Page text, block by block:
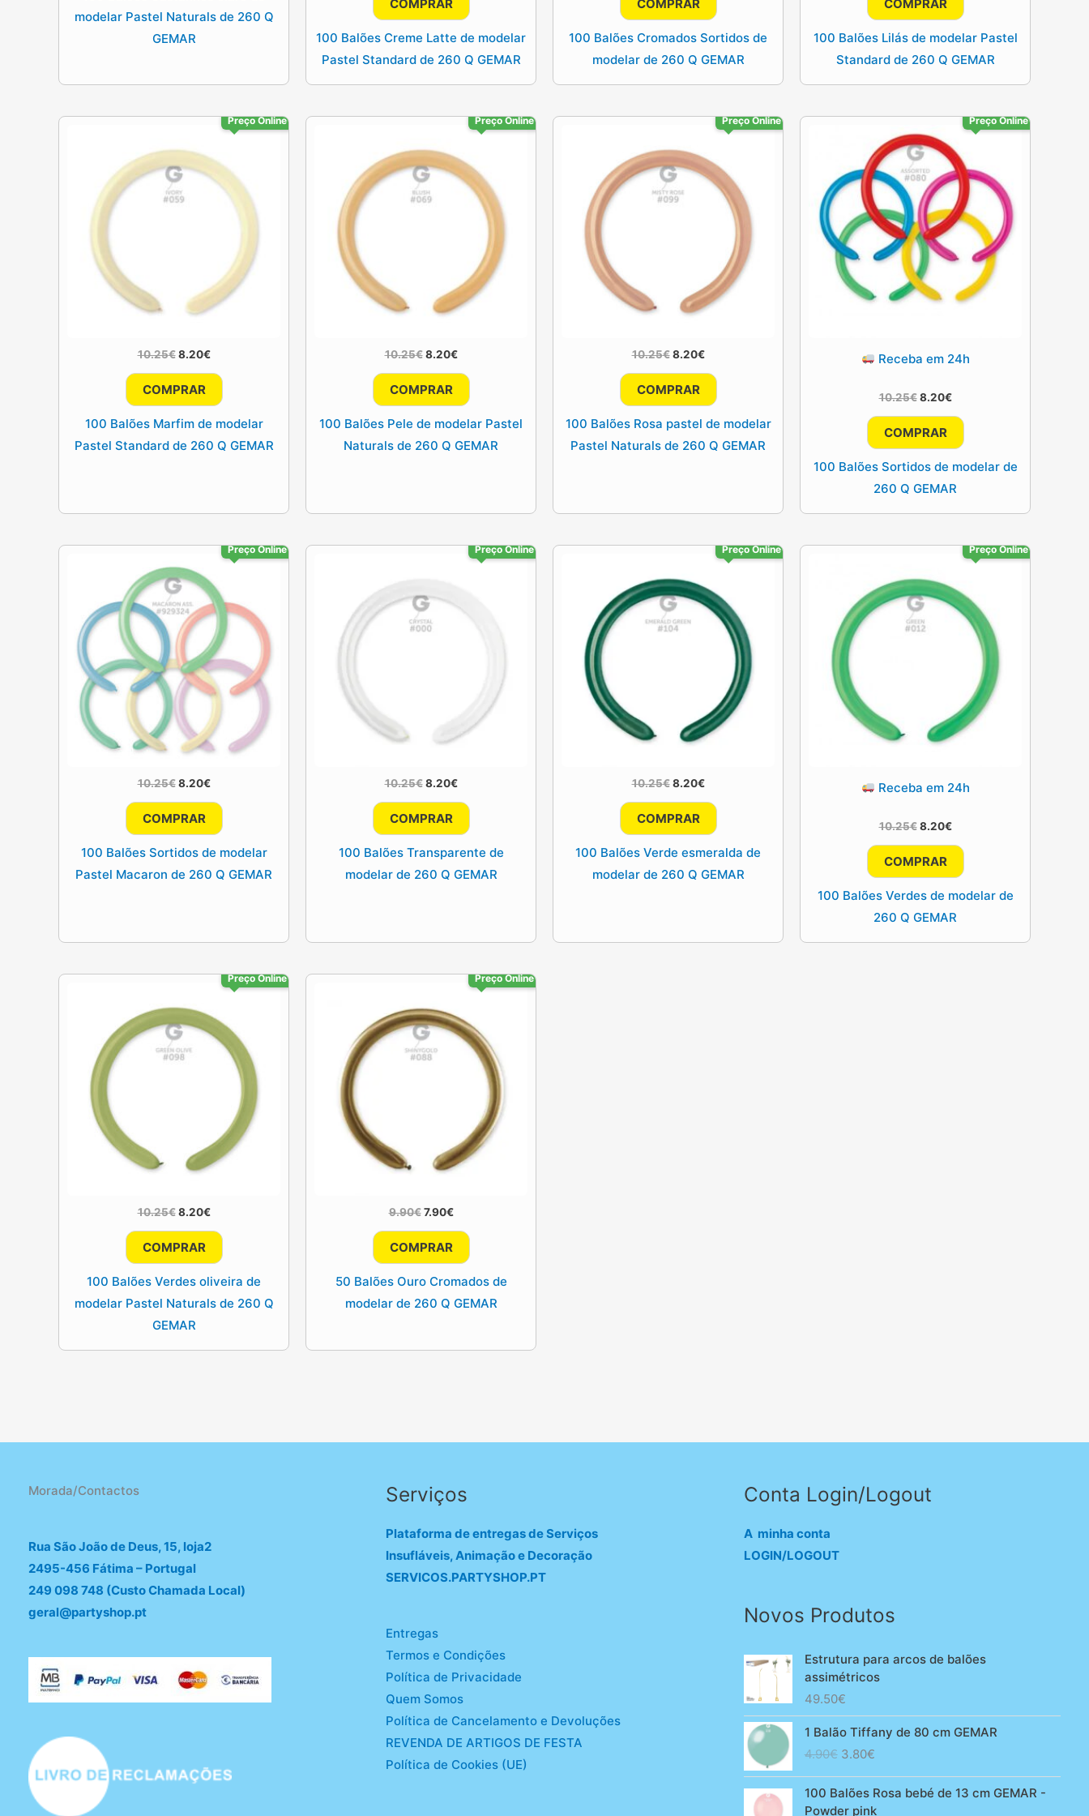
modelar Pastel Naturals de 260 Q
GEMAR
era:
10.25€.8.20€.
COMPRAR
100 Balões Creme Latte de modelar
Pastel Standard de 260 Q GEMAR
era:
22.00€.
é:
17.60€.
COMPRAR
100 Balões Cromados Sortidos de
modelar de 260 Q GEMAR
era:
10.25€.8.20€.
COMPRAR
100 Balões Lilás de modelar Pastel
Standard de 260 Q GEMAR
Preço Online
10.25€ O
era:
10.25€.
8.20€O
atual
8.20€.
COMPRAR
100 Balões Marfim de modelar
Pastel Standard de 260 Q GEMAR
Preço Online
10.25€ O
era:
10.25€.
8.20€O
atual
8.20€.
COMPRAR
100 Balões Pele de modelar Pastel
Naturals de 260 Q GEMAR
Preço Online
10.25€ O
era:
10.25€.
8.20€O
atual
8.20€.
COMPRAR
100 Balões Rosa pastel de modelar
Pastel Naturals de 260 Q GEMAR
Preço Online
Receba em 24h
10.25€ O
era:
10.25€.
8.20€O
atual
8.20€.
COMPRAR
100 Balões Sortidos de modelar de
260 Q GEMAR
Preço Online
10.25€ O
era:
10.25€.
8.20€O
atual
8.20€.
COMPRAR
100 Balões Sortidos de modelar
Pastel Macaron de 260 Q GEMAR
Preço Online
10.25€ O
era:
10.25€.
8.20€O
atual
8.20€.
COMPRAR
100 Balões Transparente de
modelar de 260 Q GEMAR
Preço Online
10.25€ O
era:
10.25€.
8.20€O
atual
8.20€.
COMPRAR
100 Balões Verde esmeralda de
modelar de 260 Q GEMAR
Preço Online
Receba em 24h
10.25€ O
era:
10.25€.
8.20€O
atual
8.20€.
COMPRAR
100 Balões Verdes de modelar de
260 Q GEMAR
Preço Online
10.25€ O
era:
10.25€.
8.20€O
atual
8.20€.
COMPRAR
100 Balões Verdes oliveira de
modelar Pastel Naturals de 260 Q
GEMAR
Preço Online
9.90€ O
era:
9.90€.
7.90€O
atual
é:
7.90€.
COMPRAR
50 Balões Ouro Cromados de
modelar de 260 Q GEMAR
Morada/Contactos
Rua São João de Deus, 15, loja2
2495-456 Fátima – Portugal
249 098 748 (Custo Chamada Local)
geral@partyshop.pt
Serviços
Plataforma de entregas de Serviços
Insufláveis, Animação e Decoração
SERVICOS.PARTYSHOP.PT
Entregas
Termos e Condições
Política de Privacidade
Quem Somos
Política de Cancelamento e Devoluções
REVENDA DE ARTIGOS DE FESTA
Política de Cookies (UE)
Conta Login/Logout
A minha conta
LOGIN/LOGOUT
Novos Produtos
Estrutura para arcos de balões
assimétricos
49.50€
1 Balão Tiffany de 80 cm GEMAR
4.90€ O
original
era:
3.80€O
atual
é:
100 Balões Rosa bebé de 13 cm GEMAR -
Powder pink